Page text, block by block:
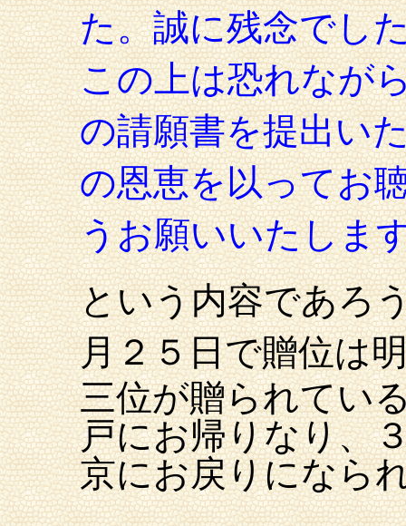
た。誠に残念でし
この上は恐れなが
の請願書を提出い
の恩恵を以ってお
うお願いいたしま
という内容であろ
月２５日で贈位は
三位が贈られてい
戸にお帰りなり、
京にお戻りになら